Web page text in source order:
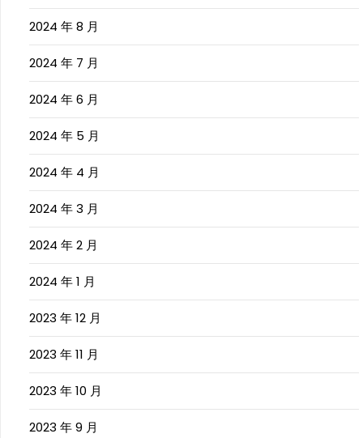
2024 年 8 月
2024 年 7 月
2024 年 6 月
2024 年 5 月
2024 年 4 月
2024 年 3 月
2024 年 2 月
2024 年 1 月
2023 年 12 月
2023 年 11 月
2023 年 10 月
2023 年 9 月